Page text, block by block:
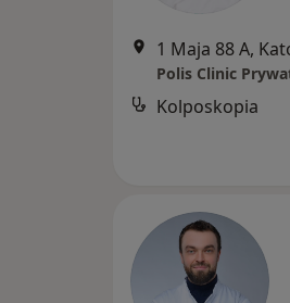
1 Maja 88 A,
Kolposkopia